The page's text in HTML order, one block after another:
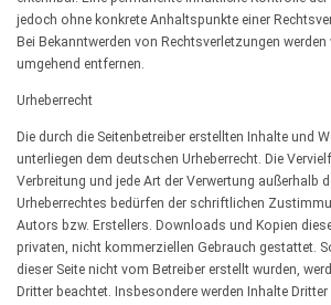
jedoch ohne konkrete Anhaltspunkte einer
Bei Bekanntwerden von Rechtsverletzungen
umgehend entfernen.
Urheberrecht
Die durch die Seitenbetreiber erstellten Inhalte und
unterliegen dem deutschen Urheberrecht. Die
Verbreitung und jede Art der Verwertung außerhalb
Urheberrechtes bedürfen der schriftlichen
Autors bzw. Erstellers. Downloads und Kopien
privaten, nicht kommerziellen Gebrauch gestattet.
dieser Seite nicht vom Betreiber erstellt wurden,
Dritter beachtet. Insbesondere werden Inhalte